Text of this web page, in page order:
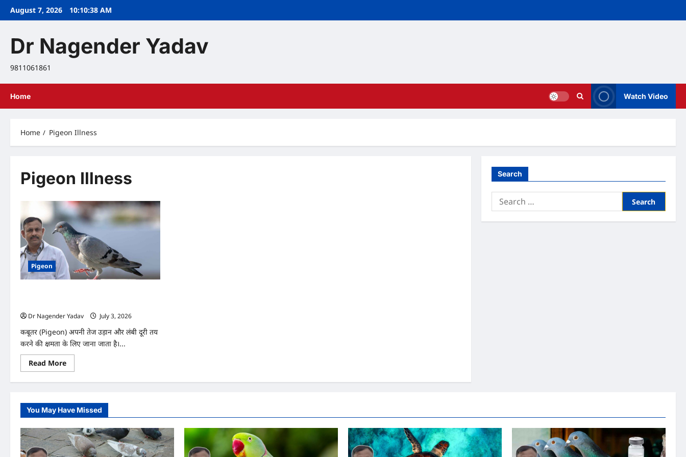
SkipAugust 7, 2026 10:10:39 AM
Dr Nagender Yadav
9811061861
Home Watch Video
Home Pigeon Illness
Pigeon Illness
Pigeon
Dr Nagender Yadav
July 3, 2026
कबूतर (Pigeon) अपनी तेज उड़ान और लंबी दूरी तय
करने की क्षमता के लिए जाना जाता है।...
Read MoreRead
more
Pigeon:
उड़ना
क्यों
बंद
कर
देता
है?
जानिए
Search
Search
for:
You May Have Missed